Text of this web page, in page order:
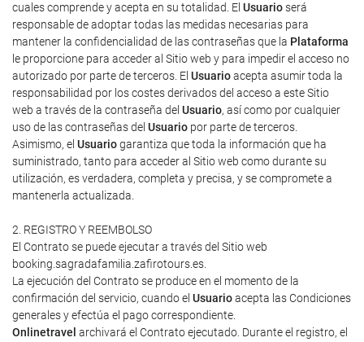
cuales comprende y acepta en su totalidad. El Usuarioserá
responsable de adoptar todas las medidas necesarias para
mantener la confidencialidad de las contraseñas que la Plataforma
le proporcione para acceder al Sitio web y para impedir el acceso no
autorizado por parte de terceros. El Usuarioacepta asumir toda la
responsabilidad por los costes derivados del acceso a este Sitio
web a través de la contraseña del Usuario, así como por cualquier
uso de las contraseñas del Usuario por parte de terceros.
Asimismo, el Usuariogarantiza que toda la información que ha
suministrado, tanto para acceder al Sitio web como durante su
utilización, es verdadera, completa y precisa, y se compromete a
mantenerla actualizada.
2. REGISTRO Y REEMBOLSO
El Contrato se puede ejecutar a través del Sitio web
booking.sagradafamilia.zafirotours.es.
La ejecución del Contrato se produce en el momento de la
confirmación del servicio, cuando el Usuarioacepta las Condiciones
generales y efectúa el pago correspondiente.
Onlinetravel archivará el Contrato ejecutado. Durante el registro, el